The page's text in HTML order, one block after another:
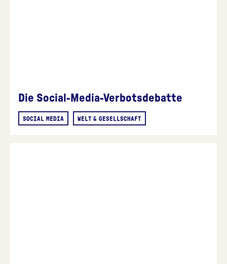
Die Social-Media-Verbotsdebatte
SOCIAL MEDIA WELT & GESELLSCHAFT